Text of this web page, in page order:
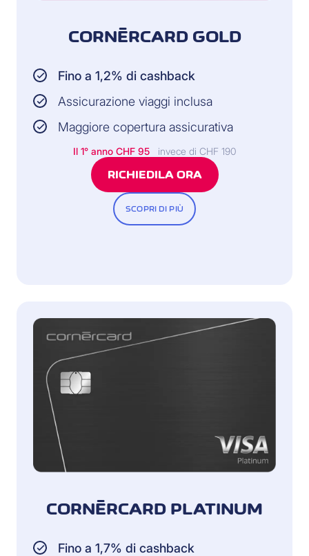
CORNÈRCARD GOLD
Fino a 1,2% di cashback
Assicurazione viaggi inclusa
Maggiore copertura assicurativa
Il 1° anno CHF 95 invece di CHF 190
RICHIEDILA ORA
SCOPRI DI PIÙ
CORNÈRCARD PLATINUM
Fino a 1,7% di cashback